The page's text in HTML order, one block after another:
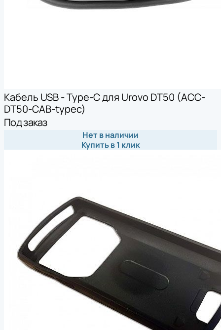
Кабель USB - Type-C для Urovo DT50 (ACC-
DT50-CAB-typec)
Под заказ
Нет в наличии
Купить в 1 клик